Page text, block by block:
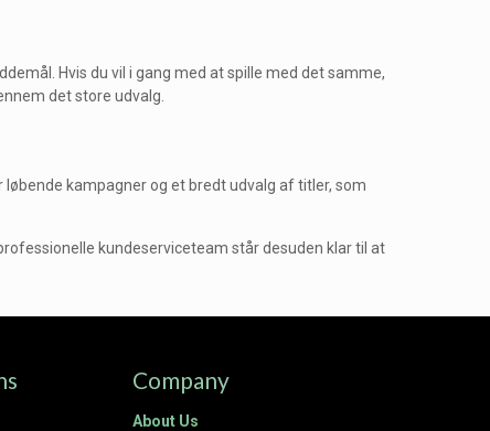
Hvis du vil i gang med at spille med det samme,
det store udvalg.
kampagner og et bredt udvalg af titler, som
kundeserviceteam står desuden klar til at
Company
About Us